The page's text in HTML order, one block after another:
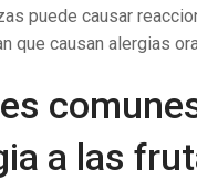
puede causar
que causan alergias
a las